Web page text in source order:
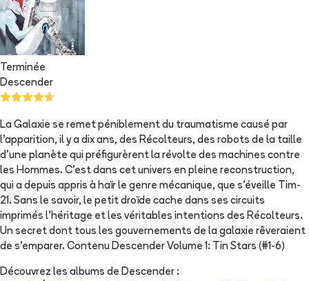
Terminée
Descender
La Galaxie se remet péniblement du traumatisme causé par
l'apparition, il y a dix ans, des Récolteurs, des robots de la taille
d'une planète qui préfigurèrent la révolte des machines contre
les Hommes. C'est dans cet univers en pleine reconstruction,
qui a depuis appris à haïr le genre mécanique, que s'éveille Tim-
21. Sans le savoir, le petit droïde cache dans ses circuits
imprimés l'héritage et les véritables intentions des Récolteurs.
Un secret dont tous les gouvernements de la galaxie rêveraient
de s'emparer. Contenu Descender Volume 1: Tin Stars (#1-6)
Découvrez les albums de Descender :